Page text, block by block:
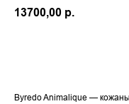
13700,00 р.
Byredo Animalique —